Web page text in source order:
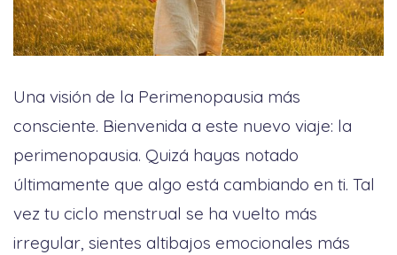
Una visión de la Perimenopausia más
consciente. Bienvenida a este nuevo viaje: la
perimenopausia. Quizá hayas notado
últimamente que algo está cambiando en ti. Tal
vez tu ciclo menstrual se ha vuelto más
irregular, sientes altibajos emocionales más